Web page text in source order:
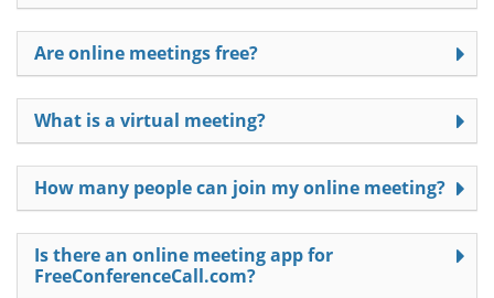
Are online meetings free?
What is a virtual meeting?
How many people can join my online meeting?
Is there an online meeting app for
FreeConferenceCall.com?